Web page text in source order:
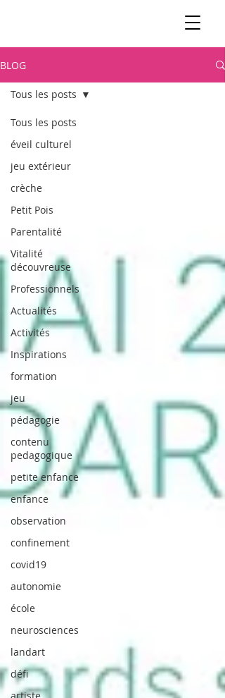
BLOG
Tous les posts
éveil culturel
jeu extérieur
crèche
Petit Pois
Parentalité
Vitalité
découvreuse
Professionnels
Actualités
Activités
Inspirations
formation
jeu
pédagogie
contenu
pedagogique
petite enfance
enfance
observation
confinement
covid19
autonomie
école
neurosciences
landart
défi
Tous les posts